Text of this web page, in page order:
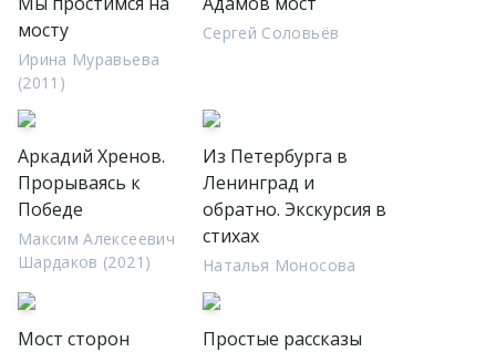
мосту
Ирина Муравьева
(2011)
Сергей Соловьёв
Аркадий Хренов.
Прорываясь к
Победе
Максим Алексеевич
Шардаков (2021)
Из Петербурга в
Ленинград и
обратно. Экскурсия в
стихах
Наталья Моносова
Мост сторон Простые рассказы